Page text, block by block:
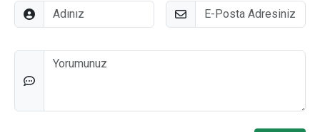
Adınız E-Posta
Düşünceleriniz